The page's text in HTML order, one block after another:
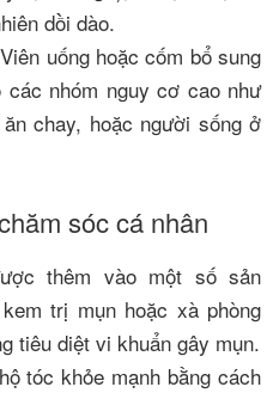
dồi dào.
uống hoặc cốm bổ sung
nhóm nguy cơ cao như
chay, hoặc người sống ở
sóc cá nhân
thêm vào một số sản
trị mụn hoặc xà phòng
tiêu diệt vi khuẩn gây mụn.
tóc khỏe mạnh bằng cách